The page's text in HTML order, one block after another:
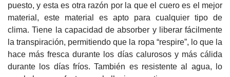
puesto, y esta es otra razón por la que el cuero es el mejor
material, este material es apto para cualquier tipo de
clima. Tiene la capacidad de absorber y liberar fácilmente
la transpiración, permitiendo que la ropa “respire”, lo que la
hace más fresca durante los días calurosos y más cálida
durante los días fríos. También es resistente al agua, lo